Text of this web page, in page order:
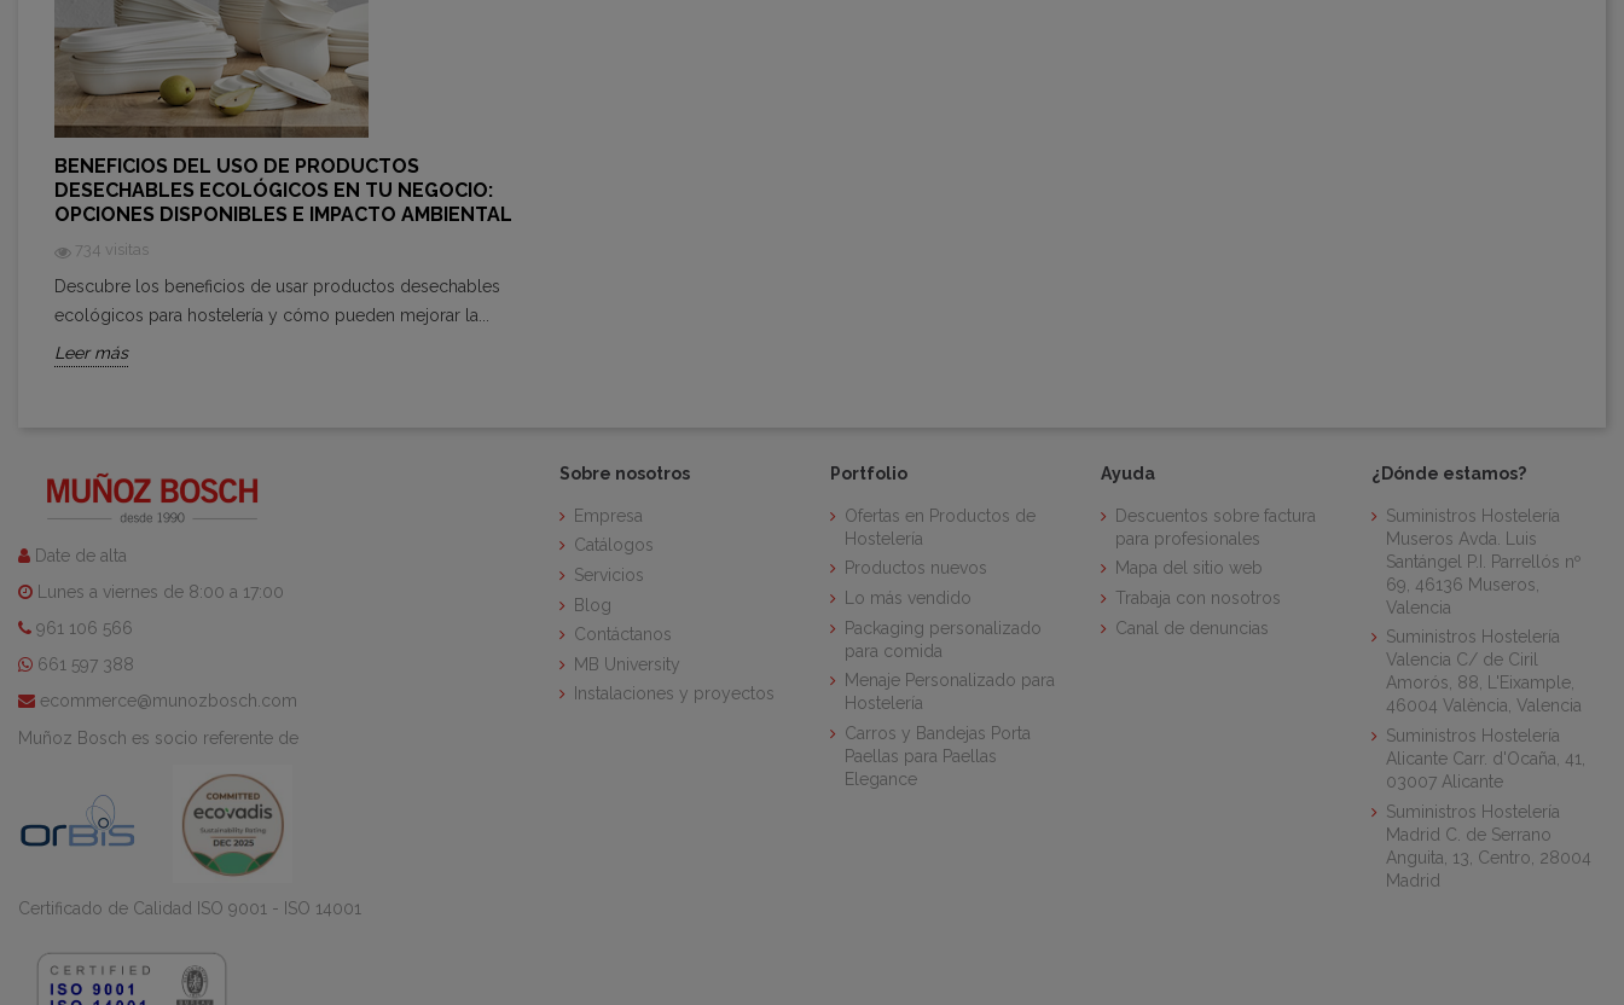
BENEFICIOS DEL USO DE PRODUCTOS
DESECHABLES ECOLÓGICOS EN TU NEGOCIO:
OPCIONES DISPONIBLES E IMPACTO AMBIENTAL
734 visitas
Descubre los beneficios de usar productos desechables
ecológicos para hostelería y cómo pueden mejorar la...
Leer más
Date de alta
Lunes a viernes de 8:00 a 17:00
961 106 566
661 597 388
ecommerce@munozbosch.com
Muñoz Bosch es socio referente de
Certificado de Calidad ISO 9001 - ISO 14001
Sobre nosotros
Empresa
Catálogos
Servicios
Blog
Contáctanos
MB University
Instalaciones y proyectos
Portfolio
Ofertas en Productos de
Hostelería
Productos nuevos
Lo más vendido
Packaging personalizado
para comida
Menaje Personalizado para
Hostelería
Carros y Bandejas Porta
Paellas para Paellas
Elegance
Ayuda
Descuentos sobre factura
para profesionales
Mapa del sitio web
Trabaja con nosotros
Canal de denuncias
¿Dónde estamos?
Suministros Hostelería
Museros Avda. Luis
Santángel P.I. Parrellós nº
69, 46136 Museros,
Valencia
Suministros Hostelería
Valencia C/ de Ciril
Amorós, 88, L'Eixample,
46004 València, Valencia
Suministros Hostelería
Alicante Carr. d'Ocaña, 41,
03007 Alicante
Suministros Hostelería
Madrid C. de Serrano
Anguita, 13, Centro, 28004
Madrid